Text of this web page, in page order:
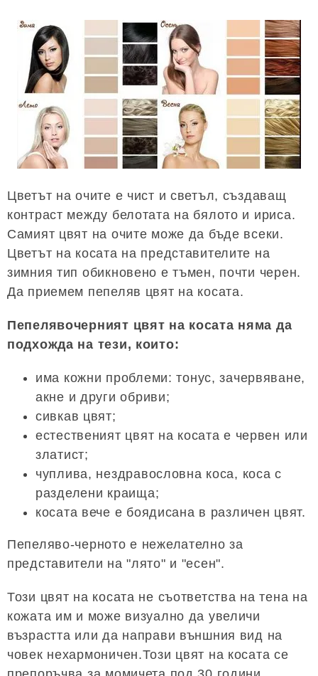
Цветът на очите е чист и светъл, създаващ
контраст между белотата на бялото и ириса.
Самият цвят на очите може да бъде всеки.
Цветът на косата на представителите на
зимния тип обикновено е тъмен, почти черен.
Да приемем пепеляв цвят на косата.
Пепелявочерният цвят на косата няма да
подхожда на тези, които:
има кожни проблеми: тонус, зачервяване,
акне и други обриви;
сивкав цвят;
естественият цвят на косата е червен или
златист;
чуплива, нездравословна коса, коса с
разделени краища;
косата вече е боядисана в различен цвят.
Пепеляво-черното е нежелателно за
представители на "лято" и "есен".
Този цвят на косата не съответства на тена на
кожата им и може визуално да увеличи
възрастта или да направи външния вид на
човек нехармоничен.Този цвят на косата се